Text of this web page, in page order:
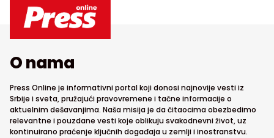
O nama
Press Online je informativni portal koji donosi najnovije vesti iz
Srbije i sveta, pružajući pravovremene i tačne informacije o
aktuelnim dešavanjima. Naša misija je da čitaocima obezbedimo
relevantne i pouzdane vesti koje oblikuju svakodnevni život, uz
kontinuirano praćenje ključnih događaja u zemlji i inostranstvu.